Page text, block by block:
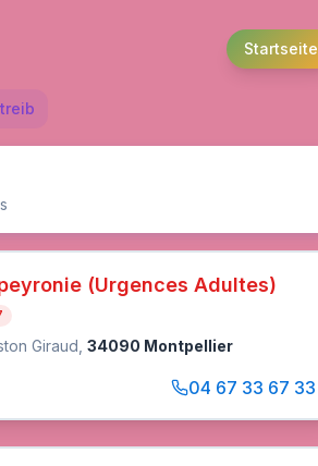
Startseite
s
(Urgences Adultes)
Giraud 34090 Montpellier
04 67 33 67 33